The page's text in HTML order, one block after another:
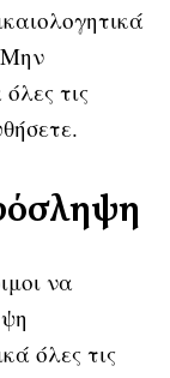
τις
να
όλες τις